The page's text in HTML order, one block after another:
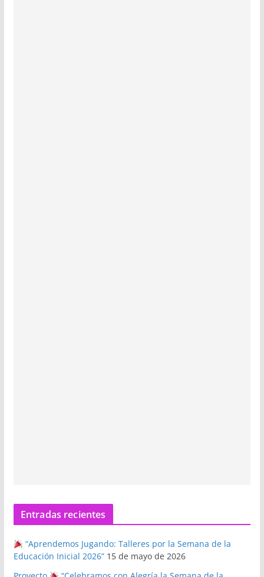
Entradas recientes
“Aprendemos Jugando: Talleres por la Semana de la
Educación Inicial 2026” 15 de mayo de 2026